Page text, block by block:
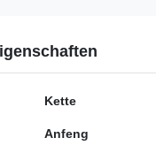
Kette
Anfeng